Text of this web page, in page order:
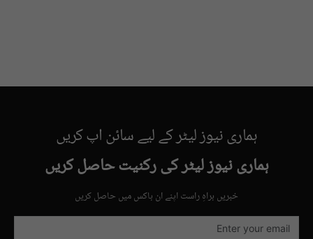
ہماری نیوز لیٹر کے لیے سائن اپ کریں
ہماری نیوز لیٹر کی رکنیت حاصل کریں
خبریں براہِ راست اپنے ان باکس میں حاصل کریں